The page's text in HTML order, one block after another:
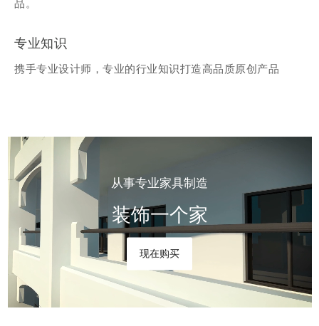
品。
专业知识
携手专业设计师，专业的行业知识打造高品质原创产品​​​​​​​​
从事专业家具制造
装饰一个家
现在购买